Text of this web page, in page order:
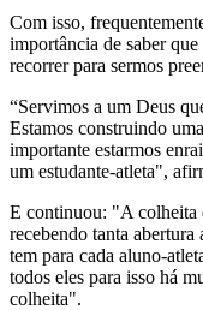
Com isso,
importância de saber
recorrer para sermos
“Servimos a um Deus
Estamos construindo
importante estarmos
um estudante-atleta",
E continuou: "A colheita
recebendo tanta
tem para cada aluno-
todos eles para isso há
colheita".